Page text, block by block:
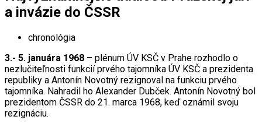
a invázie do ČSSR
chronológia
3.- 5. januára 1968 – plénum ÚV KSČ v Prahe rozhodlo o
nezlučiteľnosti funkcií prvého tajomníka ÚV KSČ a prezidenta
republiky a Antonín Novotný rezignoval na funkciu prvého
tajomníka. Nahradil ho Alexander Dubček. Antonín Novotný bol
prezidentom ČSSR do 21. marca 1968, keď oznámil svoju
rezignáciu.